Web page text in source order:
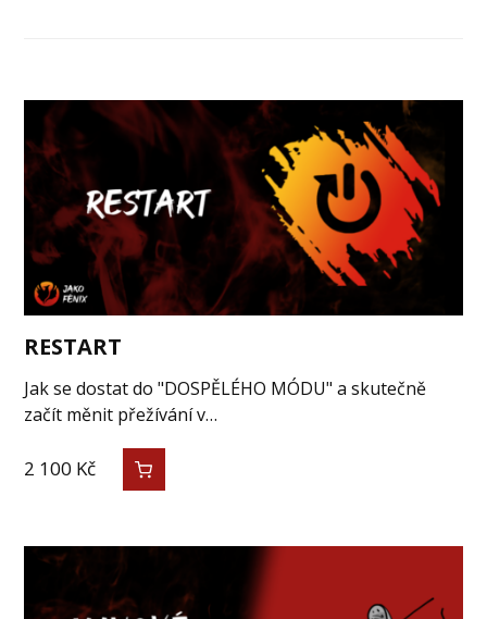
RESTART
Jak se dostat do "DOSPĚLÉHO MÓDU" a skutečně
začít měnit přežívání v…
2 100 Kč